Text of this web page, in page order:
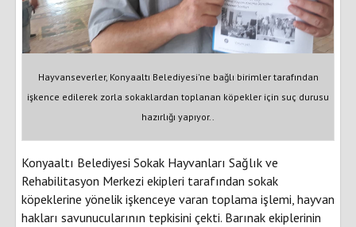
Hayvanseverler, Konyaaltı Belediyesi'ne bağlı birimler tarafından
işkence edilerek zorla sokaklardan toplanan köpekler için suç durusu
hazırlığı yapıyor..
Konyaaltı Belediyesi Sokak Hayvanları Sağlık ve
Rehabilitasyon Merkezi ekipleri tarafından sokak
köpeklerine yönelik işkenceye varan toplama işlemi, hayvan
hakları savunucularının tepkisini çekti. Barınak ekiplerinin